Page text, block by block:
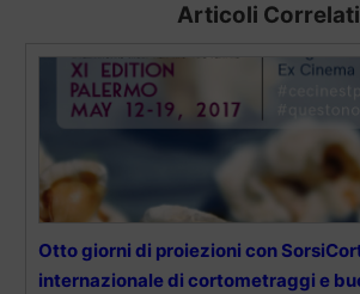
Articoli Correlati
Otto giorni di proiezioni con
internazionale di cortometraggi e